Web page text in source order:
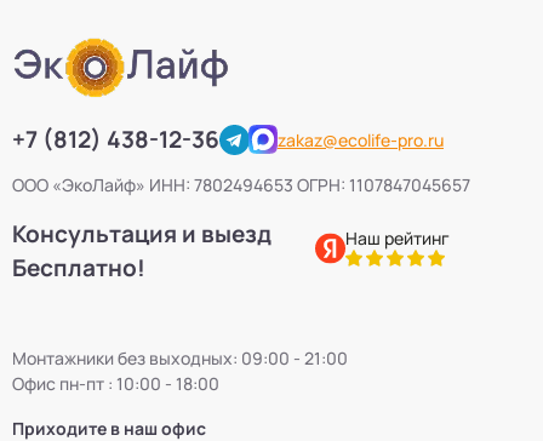
+7 (812) 438-12-36
zakaz@ecolife-pro.ru
ООО «ЭкоЛайф» ИНН: 7802494653 ОГРН: 1107847045657
Консультация и выезд
Бесплатно!
Наш рейтинг
Монтажники без выходных: 09:00 - 21:00
Офис пн-пт : 10:00 - 18:00
Приходите в наш офис